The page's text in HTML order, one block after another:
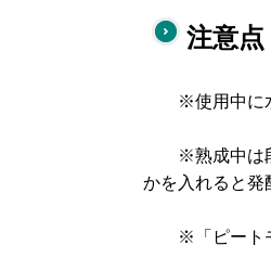
注意点
※使用中に水
※熟成中は段
かを入れると発
※「ピートモ